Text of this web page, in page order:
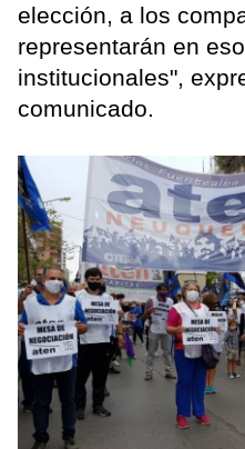
elección, a los
representarán en
institucionales",
comunicado.